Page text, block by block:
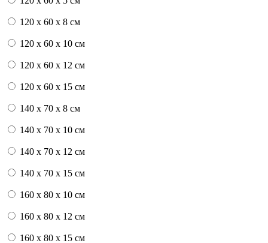
120 x 60 x 8 см
120 x 60 x 10 см
120 x 60 x 12 см
120 x 60 x 15 см
140 x 70 x 8 см
140 x 70 x 10 см
140 x 70 x 12 см
140 x 70 x 15 см
160 x 80 x 10 см
160 x 80 x 12 см
160 x 80 x 15 см